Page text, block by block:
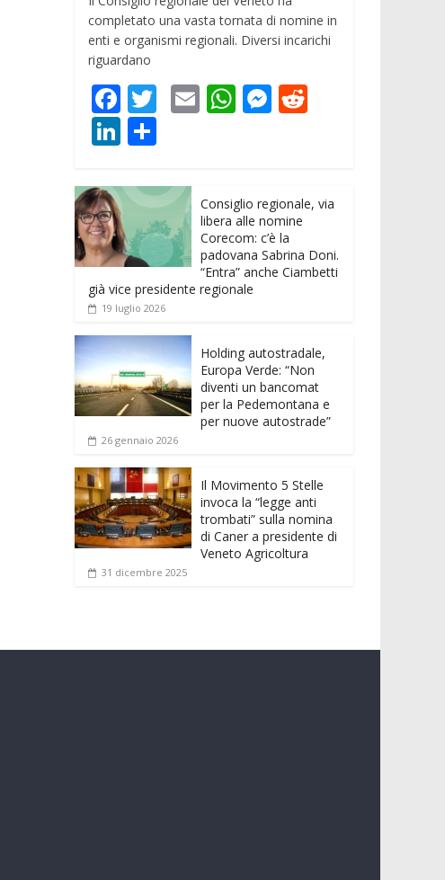
completato una vasta tornata di nomine in
enti e organismi regionali. Diversi incarichi
riguardano
F
ac
e
b
o
o
k
T
er
E W
A
p
p
M
n
g
er
t
Li
k
e
dI
n
n
di
vi
di
Consiglio regionale, via
libera alle nomine
Corecom: c’è la
padovana Sabrina Doni.
“Entra” anche Ciambetti
già vice presidente regionale
19 luglio 2026
Holding autostradale,
Europa Verde: “Non
diventi un bancomat
per la Pedemontana e
per nuove autostrade”
26 gennaio 2026
Il Movimento 5 Stelle
invoca la “legge anti
trombati” sulla nomina
di Caner a presidente di
Veneto Agricoltura
31 dicembre 2025